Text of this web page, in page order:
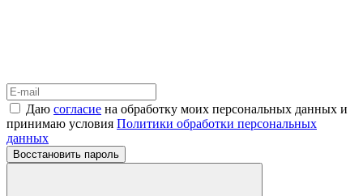
Даю согласие на обработку моих персональных данных и
принимаю условия Политики обработки персональных
данных
Восстановить пароль